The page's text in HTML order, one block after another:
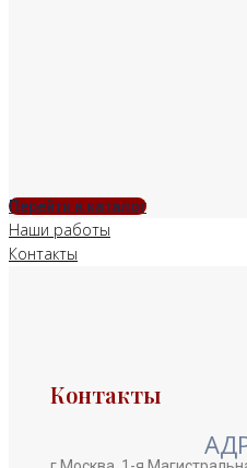
Перейти в каталог
Наши работы
Контакты
Контакты